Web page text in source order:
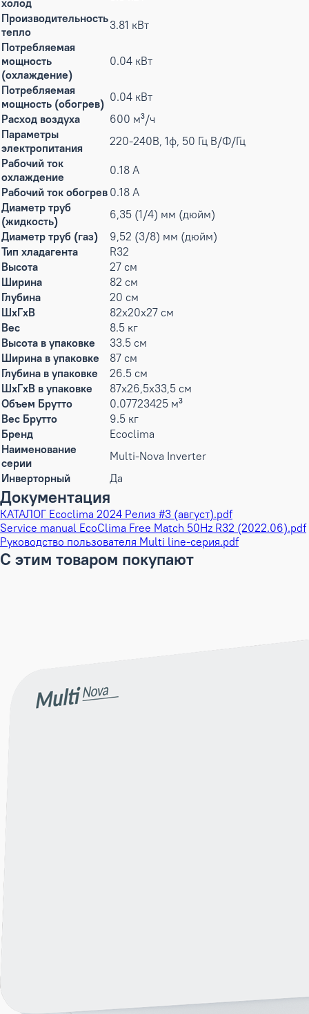
холод
Производительность
тепло
3.81 кВт
Потребляемая
мощность
(охлаждение)
0.04 кВт
Потребляемая
мощность (обогрев) 0.04 кВт
Расход воздуха
600 м³/ч
Параметры
электропитания
220-240В, 1ф, 50 Гц В/Ф/Гц
Рабочий ток
охлаждение
0.18 А
Рабочий ток обогрев 0.18 А
Диаметр труб
(жидкость)
6,35 (1/4) мм (дюйм)
Диаметр труб (газ)
9,52 (3/8) мм (дюйм)
Тип хладагента
R32
Высота
27 см
Ширина
82 см
Глубина
20 см
ШxГxВ
82x20x27 см
Вес
8.5 кг
Высота в упаковке
33.5 см
Ширина в упаковке
87 см
Глубина в упаковке
26.5 см
ШxГxВ в упаковке
87x26,5x33,5 см
Объем Брутто
0.07723425 м³
Вес Брутто
9.5 кг
Бренд
Ecoclima
Наименование
серии
Multi-Nova Inverter
Инверторный
Да
Документация
КАТАЛОГ Ecoclima 2024 Релиз #3 (август).pdf
Service manual EcoClima Free Match 50Hz R32 (2022.06).pdf
Руководство пользователя Multi line-серия.pdf
С этим товаром покупают